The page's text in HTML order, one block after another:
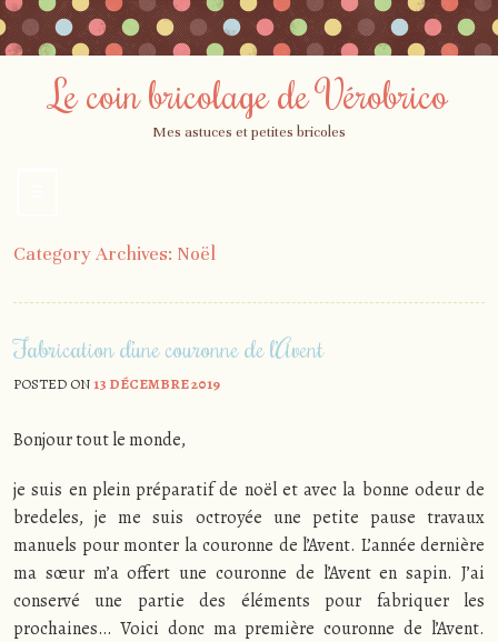
Le coin bricolage de Vérobrico
Mes astuces et petites bricoles
Category Archives: Noël
Fabrication d’une couronne de l’Avent
POSTED ON13 DÉCEMBRE 2019
Bonjour tout le monde,
je suis en plein préparatif de noël et avec la bonne odeur de
bredeles, je me suis octroyée une petite pause travaux
manuels pour monter la couronne de l’Avent. L’année dernière
ma sœur m’a offert une couronne de l’Avent en sapin. J’ai
conservé une partie des éléments pour fabriquer les
prochaines… Voici donc ma première couronne de l’Avent.